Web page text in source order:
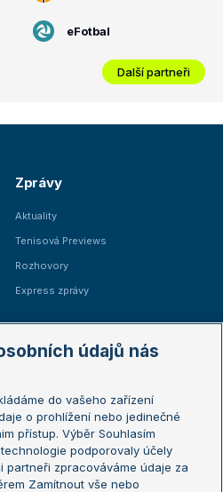
eFotbal
Další partneři
Zprávy
Aktuality
Tenisová Previews
Rozhovory
Express zprávy
Australian Open
French Open
Wimbledon
US Open
údajů nás
do vašeho zařízení
o prohlížení nebo jedinečné
přístup. Výběr Souhlasím
podporovaly účely
partneři zpracováváme údaje za
Zamítnout vše nebo